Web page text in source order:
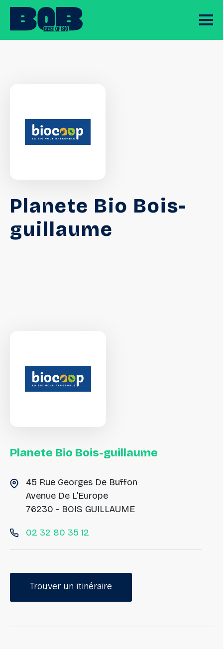
Planete Bio Bois-
guillaume
Planete Bio Bois-guillaume
45 Rue Georges De Buffon
Avenue De L'Europe
76230 - BOIS GUILLAUME
02 32 80 35 12
Trouver un itinéraire